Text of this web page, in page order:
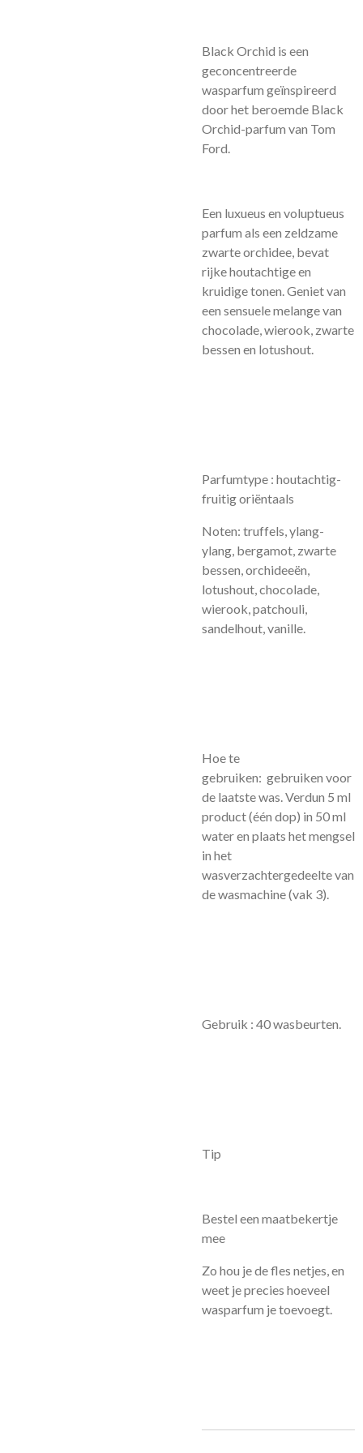
Black Orchid is een
geconcentreerde
wasparfum geïnspireerd
door het beroemde Black
Orchid-parfum van Tom
Ford.
Een luxueus en voluptueus
parfum als een zeldzame
zwarte orchidee, bevat
rijke houtachtige en
kruidige tonen. Geniet van
een sensuele melange van
chocolade, wierook, zwarte
bessen en lotushout.
Parfumtype : houtachtig-
fruitig oriëntaals
Noten: truffels, ylang-
ylang, bergamot, zwarte
bessen, orchideeën,
lotushout, chocolade,
wierook, patchouli,
sandelhout, vanille.
Hoe te
gebruiken: gebruiken voor
de laatste was. Verdun 5 ml
product (één dop) in 50 ml
water en plaats het mengsel
in het
wasverzachtergedeelte van
de wasmachine (vak 3).
Gebruik : 40 wasbeurten.
Tip
Bestel een maatbekertje
mee
Zo hou je de fles netjes, en
weet je precies hoeveel
wasparfum je toevoegt.